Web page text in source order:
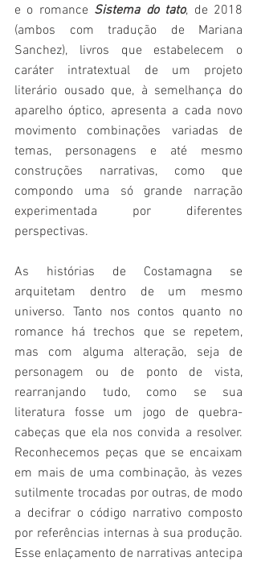
e o romance Sistema do tato, de 2018
(ambos com tradução de Mariana
Sanchez), livros que estabelecem o
caráter intratextual de um projeto
literário ousado que, à semelhança do
aparelho óptico, apresenta a cada novo
movimento combinações variadas de
temas, personagens e até mesmo
construções narrativas, como que
compondo uma só grande narração
experimentada por diferentes
perspectivas.
As histórias de Costamagna se
arquitetam dentro de um mesmo
universo. Tanto nos contos quanto no
romance há trechos que se repetem,
mas com alguma alteração, seja de
personagem ou de ponto de vista,
rearranjando tudo, como se sua
literatura fosse um jogo de quebra-
cabeças que ela nos convida a resolver.
Reconhecemos peças que se encaixam
em mais de uma combinação, às vezes
sutilmente trocadas por outras, de modo
a decifrar o código narrativo composto
por referências internas à sua produção.
Esse enlaçamento de narrativas antecipa